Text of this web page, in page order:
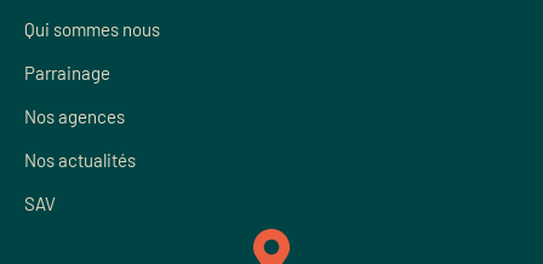
Qui sommes nous
Parrainage
Nos agences
Nos actualités
SAV